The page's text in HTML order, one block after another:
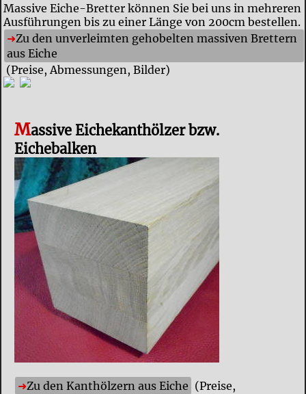
Massive Eiche-Bretter können Sie bei uns in mehreren
Ausführungen bis zu einer Länge von 200cm bestellen.
Zu den unverleimten gehobelten massiven Brettern
aus Eiche
(Preise, Abmessungen, Bilder)
Massive Eichekanthölzer bzw.
Eichebalken
Zu den Kanthölzern aus Eiche (Preise,